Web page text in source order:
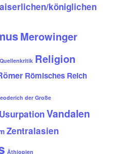
königlichen
Merowinger
Quellenkritik Religion
Römisches Reich
der Große
UsurpationVandalen
Zentralasien
Äthiopien